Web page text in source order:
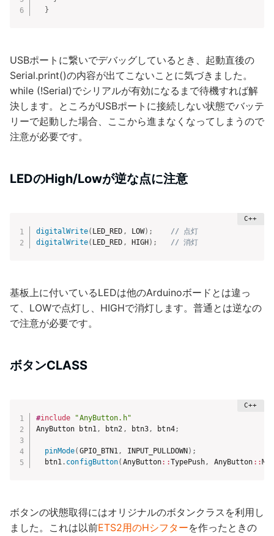
}
USBポートに繋いでデバッグしているとき、起動直後の
Serial.print()の内容が出てこないことに気づきました。
while (!Serial)でシリアルが有効になるまで待機すれば解
決します。ところがUSBポートに接続しない状態でバッテ
リーで起動した場合、ここから進まなくなってしまうので
注意が必要です。
LEDのHigh/Lowが逆な点に注意
digitalWrite( LED_RED , LOW) ;
// 点灯
digitalWrite( LED_RED , HIGH ) ; // 消灯
基板上に付いているLEDは他のArduinoボードとは違っ
て、LOWで点灯し、HIGHで消灯します。普通とは逆なの
で注意が必要です。
ボタンCLASS
#include
"AnyButton.h"
AnyButton btn1, btn2 , btn3, btn4;
pinMode( GPIO_BTN1, INPUT_PULLDOWN ) ;
  btn1
. configButton( AnyButton::TypePush, AnyButton ::
ボタンの状態取得にはオリジナルのボタンクラスを利用し
ました。これは以前ETS2用のHシフターを作ったときの